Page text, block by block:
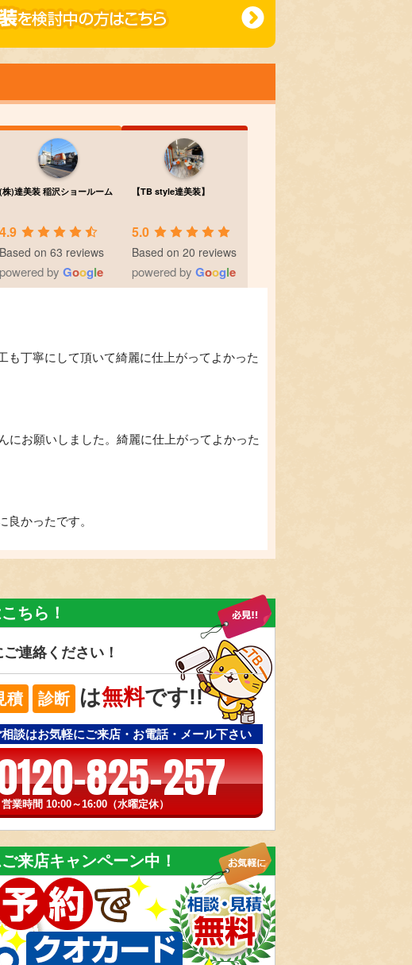
(株)達美装 稲沢ショールーム
4.9
Based on 63 reviews
powered by Google
【TB style達美装】
5.0
Based on 20 reviews
powered byGoogle
丁寧にして頂いて綺麗に仕上がってよかった
にお願いしました。綺麗に仕上がってよかった
かったです。
ちら！
連絡ください！
積 診断 は無料です!!
談はお気軽にご来店・お電話・メール下さい
825-257
営業時間 10:00～16:00（水曜定休）
来店キャンペーン中！